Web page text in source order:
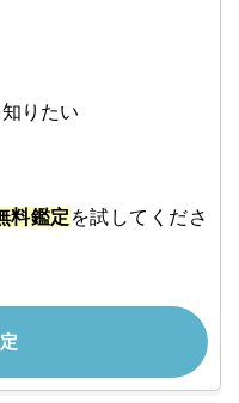
知りたい
料鑑定 を試してくださ